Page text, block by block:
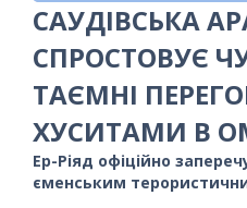
САУДІВСЬКА
СПРОСТОВУЄ
ТАЄМНІ
ХУСИТАМИ В
Ер-Ріяд офіційно
єменським